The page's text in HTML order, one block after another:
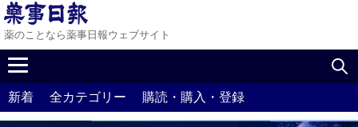
薬のことなら薬事日報ウェブサイト
新着 全カテゴリー 購読・購入・登録